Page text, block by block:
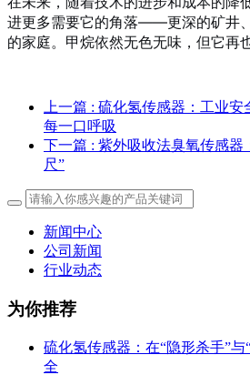
进更多需要它的角落——更深的矿井
的家庭。甲烷依然无色无味，但它再
上一篇 : 硫化氢传感器：工业安
每一口呼吸
下一篇 : 紫外吸收法臭氧传感器
尺”
新闻中心
公司新闻
行业动态
为你推荐
硫化氢传感器：在“隐形杀手”
全